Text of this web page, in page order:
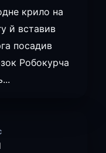
крило на
й вставив
посадив
Робокурча